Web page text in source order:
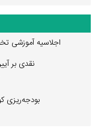
اجلاسیه آموزشی
نقدی بر
بودجه‌ریزی